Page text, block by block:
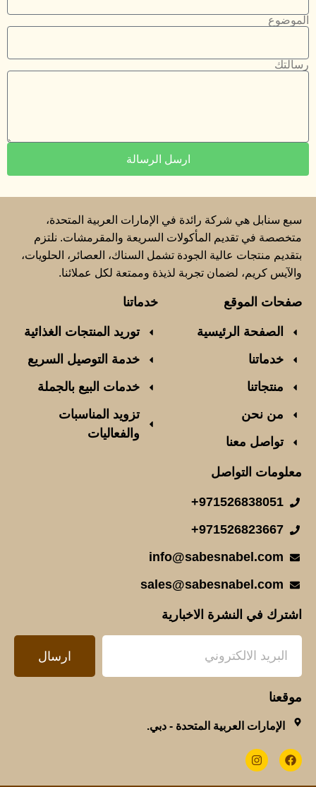
الموضوع
رسالتك
ارسل الرسالة
سبع سنابل هي شركة رائدة في الإمارات العربية المتحدة،
متخصصة في تقديم المأكولات السريعة والمقرمشات. نلتزم
بتقديم منتجات عالية الجودة تشمل السناك، العصائر، الحلويات،
والآيس كريم، لضمان تجربة لذيذة وممتعة لكل عملائنا.
صفحات الموقع
الصفحة الرئيسية
خدماتنا
منتجاتنا
من نحن
تواصل معنا
خدماتنا
توريد المنتجات الغذائية
خدمة التوصيل السريع
خدمات البيع بالجملة
تزويد المناسبات
والفعاليات
معلومات التواصل
971526838051+
971526823667+
info@sabesnabel.com
sales@sabesnabel.com
اشترك في النشرة الاخبارية
ارسال
موقعنا
الإمارات العربية المتحدة - دبي.